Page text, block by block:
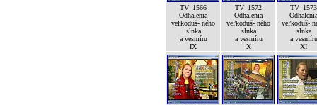
TV_1566
Odhalenia
veľkoduš- ného
slnka
a vesmíru
IX
TV_1572
Odhalenia
veľkoduš- ného
slnka
a vesmíru
X
TV_1573
Odhalenia
veľkoduš-
slnka
a vesmíru
XI